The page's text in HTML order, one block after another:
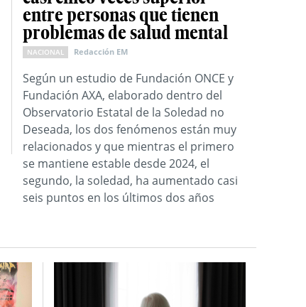
entre personas que tienen
problemas de salud mental
NACIONAL Redacción EM
Según un estudio de Fundación ONCE y
Fundación AXA, elaborado dentro del
Observatorio Estatal de la Soledad no
Deseada, los dos fenómenos están muy
relacionados y que mientras el primero
se mantiene estable desde 2024, el
segundo, la soledad, ha aumentado casi
seis puntos en los últimos dos años